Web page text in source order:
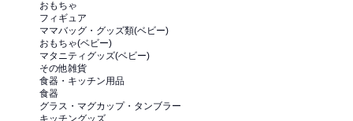
おもちゃ
フィギュア
ママバッグ・グッズ類(ベビー)
おもちゃ(ベビー)
マタニティグッズ(ベビー)
その他雑貨
食器・キッチン用品
食器
グラス・マグカップ・タンブラー
キッチングッズ